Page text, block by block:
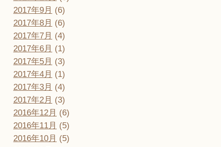
2017年9月 (6)
2017年8月 (6)
2017年7月 (4)
2017年6月 (1)
2017年5月 (3)
2017年4月 (1)
2017年3月 (4)
2017年2月 (3)
2016年12月 (6)
2016年11月 (5)
2016年10月 (5)